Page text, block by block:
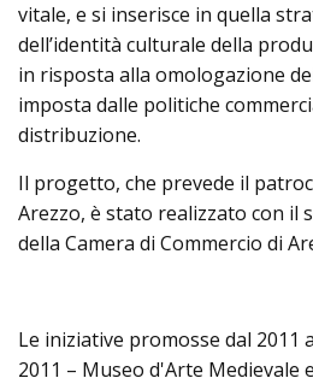
vitale, e si inserisce in quella
dell’identità culturale della
in risposta alla omologazione
imposta dalle politiche
distribuzione.
Il progetto, che prevede il
Arezzo, è stato realizzato con il
della Camera di Commercio di
Le iniziative promosse dal 2011
2011 – Museo d'Arte Medievale